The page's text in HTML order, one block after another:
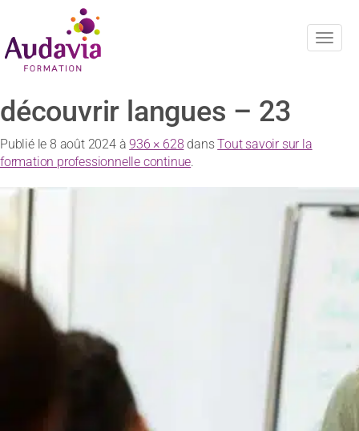
découvrir langues – 23
Publié le 8 août 2024à936 × 628 dansTout savoir sur la
formation professionnelle continue.